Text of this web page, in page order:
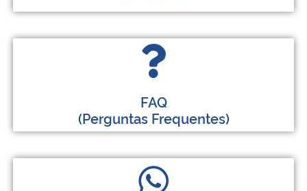
FAQ
(Perguntas Frequentes)